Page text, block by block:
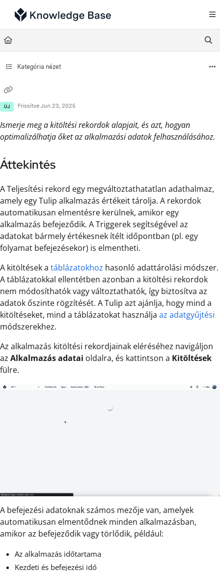
Documentation Index
Fetch the complete documentation index at:
Use this file to discover all available pages before exploring further.
Kategória nézet
ÚJ Frissítve Jun 23, 2025
Ismerje meg a kitöltési rekordok alapjait, és azt, hogyan
optimalizálhatja őket az alkalmazási adatok felhasználásához.
Áttekintés
A Teljesítési rekord egy megváltoztathatatlan adathalmaz,
amely egy Tulip alkalmazás értékeit tárolja. A rekordok
automatikusan elmentésre kerülnek, amikor egy
alkalmazás befejeződik. A Triggerek segítségével az
adatokat bármely értékesnek ítélt időpontban (pl. egy
folyamat befejezésekor) is elmentheti.
A kitöltések a táblázatokhoz hasonló adattárolási módszer.
A táblázatokkal ellentétben azonban a kitöltési rekordok
nem módosíthatók vagy változtathatók, így biztosítva az
adatok őszinte rögzítését. A Tulip azt ajánlja, hogy mind a
kitöltéseket, mind a táblázatokat használja az adatgyűjtési
módszerekhez.
Az alkalmazás kitöltési rekordjainak eléréséhez navigáljon
az Alkalmazás adatai oldalra, és kattintson a Kitöltések
fülre.
A befejezési adatoknak számos mezője van, amelyek
automatikusan elmentődnek minden alkalmazásban,
amikor az befejeződik vagy törlődik, például:
Az alkalmazás időtartama
Kezdeti és befejezési idő